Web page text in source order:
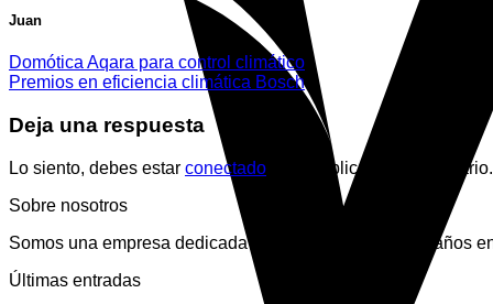
Juan
Domótica Aqara para control climático
Premios en eficiencia climática Bosch
Deja una respuesta
Lo siento, debes estar conectado para publicar un comentario.
Sobre nosotros
Somos una empresa dedicada desde hace más de 10 años
Últimas entradas